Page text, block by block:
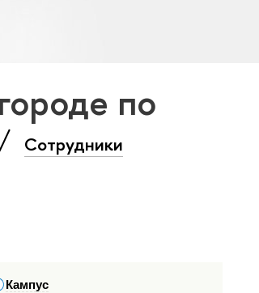
по
Сотрудники
Кампус